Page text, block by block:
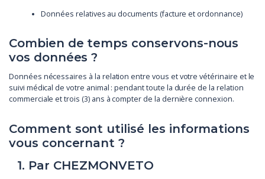
Données relatives au documents (facture et ordonnance)
Combien de temps conservons-nous
vos données ?
Données nécessaires à la relation entre vous et votre vétérinaire et le
suivi médical de votre animal : pendant toute la durée de la relation
commerciale et trois (3) ans à compter de la dernière connexion.
Comment sont utilisé les informations
vous concernant ?
1. Par CHEZMONVETO